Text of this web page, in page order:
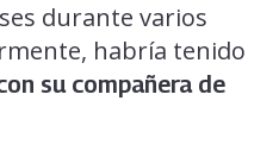
durante varios
habría tenido
su compañera de